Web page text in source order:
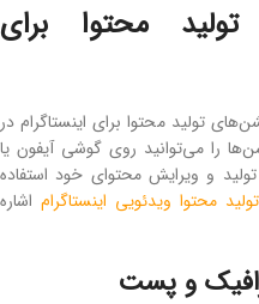
تولید محتوا برای
تولید محتوا برای اینستاگرام در
را می‌توانید روی گوشی آیفون یا
و ویرایش محتوای خود استفاده
تولید محتوا ویدئویی اینستاگرام اشاره